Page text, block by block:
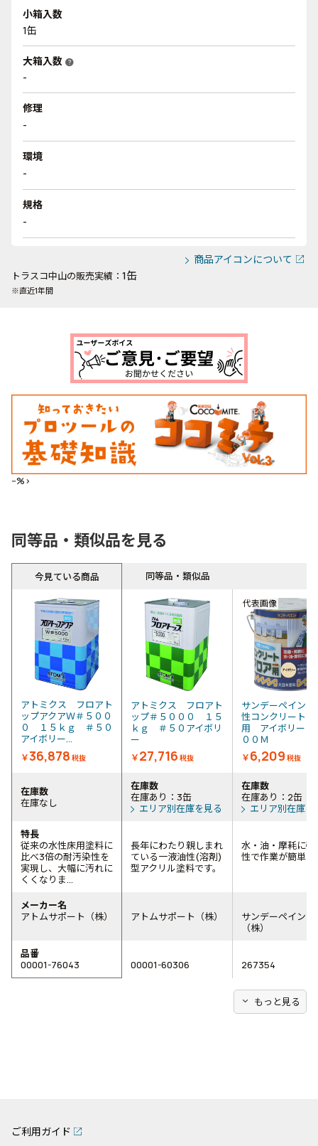
小箱入数
1缶
大箱入数 help
-
修理
-
環境
-
規格
-
商品アイコンについて
トラスコ中山の販売実績： 1缶
※直近1年間
--%>
同等品・類似品を見る
今見ている商品 同等品・類似品
アトミクス フロアト
ップアクアＷ＃５００
０ １５ｋｇ ＃５０
アイボリー...
￥36,878 税抜
アトミクス フロアト
ップ＃５０００ １５
ｋｇ ＃５０アイボリ
ー
￥27,716 税抜
代表画像
サンデーペイン
性コンクリートフ
用 アイボリー
００Ｍ
￥6,209 税抜
在庫数
在庫なし
在庫数
在庫あり：3缶
エリア別在庫を見る
在庫数
在庫あり：2缶
エリア別在庫を
特長
従来の水性床用塗料に
比べ3倍の耐汚染性を
実現し、大幅に汚れに
くくなりま...
長年にわたり親しまれ
ている一液油性(溶剤)
型アクリル塗料です。
水・油・摩耗に強
性で作業が簡単で
メーカー名
アトムサポート（株）
アトムサポート（株）
サンデーペイント
（株）
品番
00001-76043
00001-60306 267354
expand_more もっと見る
ご利用ガイド